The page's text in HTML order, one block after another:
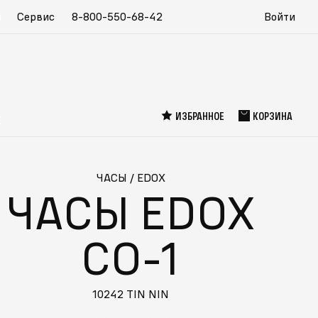
Сервис 8-800-550-68-42 Войти
ИЗБРАННОЕ КОРЗИНА
ЧАСЫ / EDOX
ЧАСЫ EDOX
CO-1
10242 TIN NIN